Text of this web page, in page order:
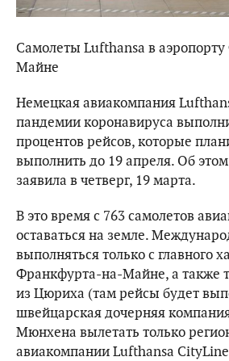
Самолеты Lufthansa в
Майне
Немецкая авиакомпания
пандемии коронавируса
процентов рейсов, которые
выполнить до 19 апреля. Об
заявила в четверг, 19 марта.
В это время с 763 самолетов
оставаться на земле.
выполняться только с главного
Франкфурта-на-Майне, а также
из Цюриха (там рейсы будет
швейцарская дочерняя
Мюнхена вылетать только
авиакомпании Lufthansa